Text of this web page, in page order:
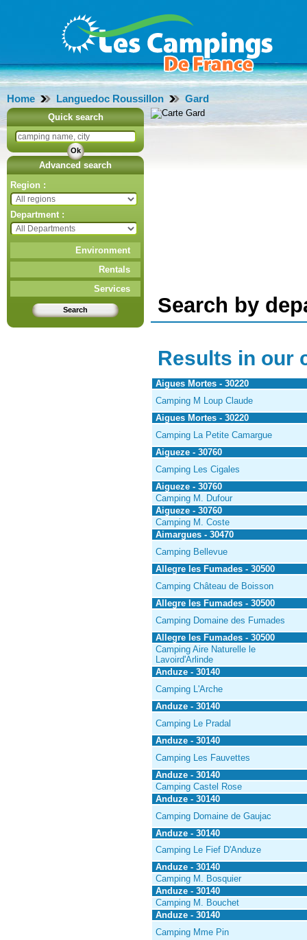
Home Languedoc Roussillon Gard
Quick search
Advanced search
Region :
Department :
Environment
Rentals
Services
Search by
Results in our
Aigues Mortes - 30220
Camping M Loup Claude
Aigues Mortes - 30220
Camping La Petite Camargue
Aigueze - 30760
Camping Les Cigales
Aigueze - 30760
Camping M. Dufour
Aigueze - 30760
Camping M. Coste
Aimargues - 30470
Camping Bellevue
Allegre les Fumades - 30500
Camping Château de Boisson
Allegre les Fumades - 30500
Camping Domaine des Fumades
Allegre les Fumades - 30500
Camping Aire Naturelle le
Lavoird'Arlinde
Anduze - 30140
Camping L'Arche
Anduze - 30140
Camping Le Pradal
Anduze - 30140
Camping Les Fauvettes
Anduze - 30140
Camping Castel Rose
Anduze - 30140
Camping Domaine de Gaujac
Anduze - 30140
Camping Le Fief D'Anduze
Anduze - 30140
Camping M. Bosquier
Anduze - 30140
Camping M. Bouchet
Anduze - 30140
Camping Mme Pin